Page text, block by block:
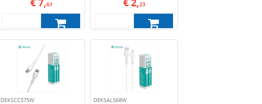
€ 7,67 € 2,23
DEKSCC575W DEKSAL568W